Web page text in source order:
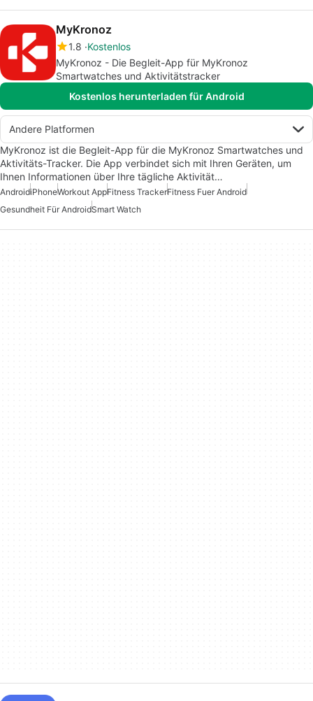
MyKronoz
1.8 Kostenlos
MyKronoz - Die Begleit-App für MyKronoz
Smartwatches und Aktivitätstracker
Kostenlos herunterladen für Android
Andere Platformen
MyKronoz ist die Begleit-App für die MyKronoz Smartwatches und
Aktivitäts-Tracker. Die App verbindet sich mit Ihren Geräten, um
Ihnen Informationen über Ihre tägliche Aktivität…
AndroidiPhoneWorkout AppFitness TrackerFitness Fuer Android
Gesundheit Für AndroidSmart Watch